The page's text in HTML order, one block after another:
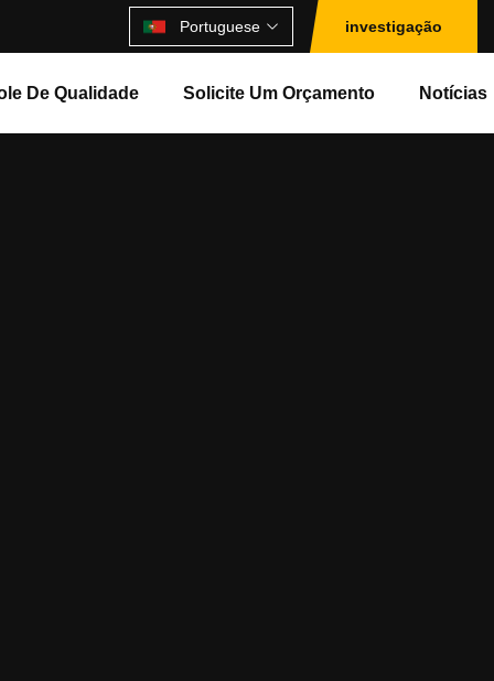
Portuguese investigação
De Qualidade Solicite Um Orçamento Notícias